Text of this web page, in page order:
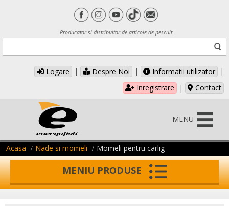
Producator si distribuitor de articole de pescuit
Logare | Despre Noi | Informatii utilizator
|
Inregistrare
| Contact
MENU
Acasa Nade si momeli Momeli pentru carlig
MENIU PRODUSE